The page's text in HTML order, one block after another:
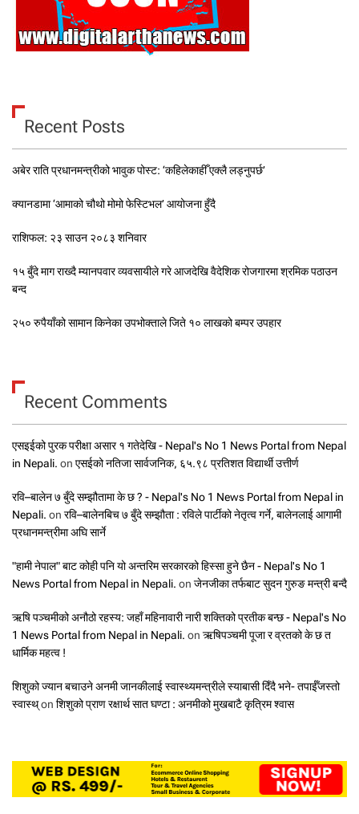
Recent Posts
अबेर राति प्रधानमन्त्रीको भावुक पोस्ट: ‘कहिलेकाहीँ एक्लै लड्नुपर्छ’
क्यानडामा ‘आमाको चौथो मोमो फेस्टिभल’ आयोजना हुँदै
राशिफल: २३ साउन २०८३ शनिवार
१५ बुँदे माग राख्दै म्यानपवार व्यवसायीले गरे आजदेखि वैदेशिक रोजगारमा श्रमिक पठाउन
बन्द
२५० रुपैयाँको सामान किनेका उपभोक्ताले जिते १० लाखको बम्पर उपहार
Recent Comments
एसइईको पुरक परीक्षा असार १ गतेदेखि - Nepal's No 1 News Portal from Nepal
in Nepali. on एसईको नतिजा सार्वजनिक, ६५.९८ प्रतिशत विद्यार्थी उत्तीर्ण
रवि–बालेन ७ बुँदे सम्झौतामा के छ ? - Nepal's No 1 News Portal from Nepal in
Nepali. on रवि–बालेनबिच ७ बुँदे सम्झौता : रविले पार्टीको नेतृत्व गर्ने, बालेनलाई आगामी
प्रधानमन्त्रीमा अघि सार्ने
"हामी नेपाल" बाट कोही पनि यो अन्तरिम सरकारको हिस्सा हुने छैन - Nepal's No 1
News Portal from Nepal in Nepali. on जेनजीका तर्फबाट सुदन गुरुङ मन्त्री बन्दै
ऋषि पञ्चमीको अनौठो रहस्य: जहाँ महिनावारी नारी शक्तिको प्रतीक बन्छ - Nepal's No
1 News Portal from Nepal in Nepali. on ऋषिपञ्चमी पूजा र व्रतको के छ त
धार्मिक महत्व !
शिशुको ज्यान बचाउने अनमी जानकीलाई स्वास्थ्यमन्त्रीले स्याबासी दिँदै भने- तपाईँजस्तो
स्वास्थ्on शिशुको प्राण रक्षार्थ सात घण्टा : अनमीको मुखबाटै कृत्रिम श्वास